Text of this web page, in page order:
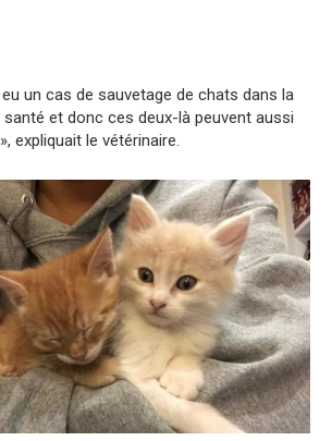
un cas de sauvetage de chats dans la
et donc ces deux-là peuvent aussi
expliquait le vétérinaire.